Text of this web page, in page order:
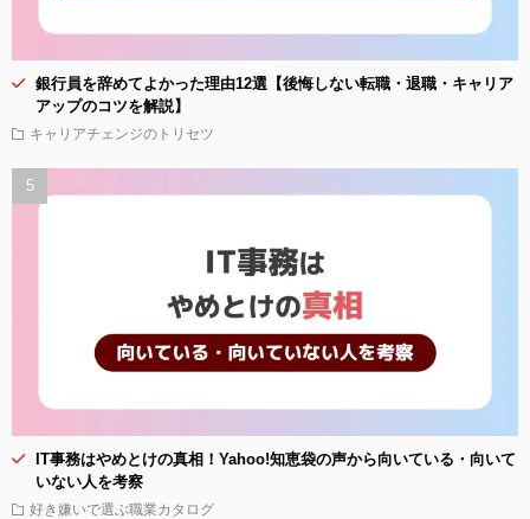
銀行員を辞めてよかった理由12選【後悔しない転職・退職・キャリア
アップのコツを解説】
キャリアチェンジのトリセツ
IT事務はやめとけの真相！Yahoo!知恵袋の声から向いている・向いて
いない人を考察
好き嫌いで選ぶ職業カタログ